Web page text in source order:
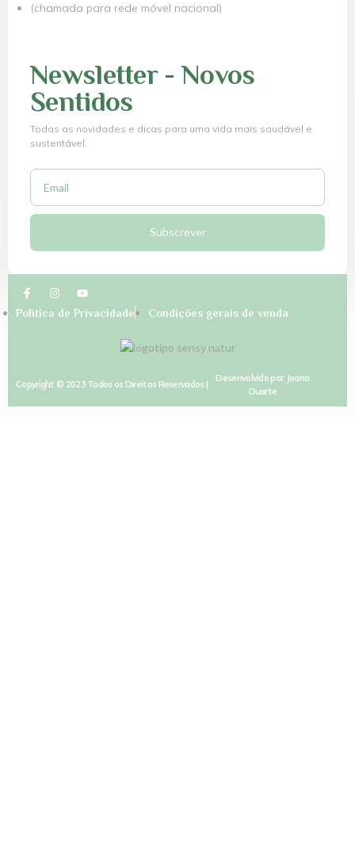
(chamada para rede móvel nacional)
Newsletter - Novos
Sentidos
Todas as novidades e dicas para uma vida mais saudável e
sustentável.
Subscrever
Política de Privacidade Condições gerais de venda
Copyright © 2023 Todos os Direitos Reservados |
Desenvolvido por: Joana
Duarte